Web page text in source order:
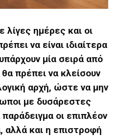
λίγες ημέρες και οι
να είναι ιδιαίτερα
μία σειρά από
πρέπει να κλείσουν
αρχή, ώστε να μην
με δυσάρεστες
οι επιπλέον
αλλά και η επιστροφή